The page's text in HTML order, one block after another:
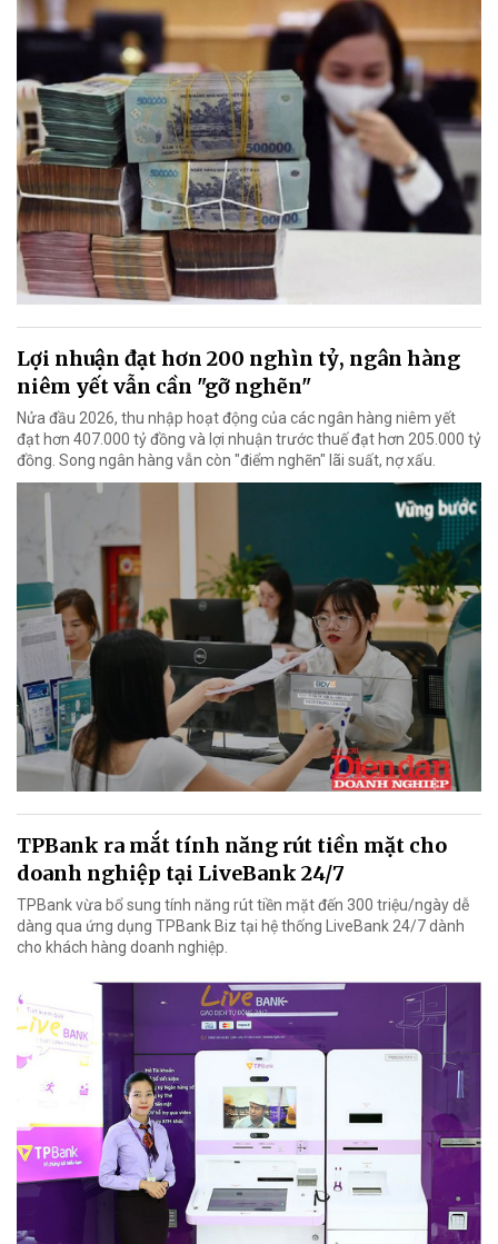
Lợi nhuận đạt hơn 200 nghìn tỷ, ngân hàng
niêm yết vẫn cần "gỡ nghẽn"
Nửa đầu 2026, thu nhập hoạt động của các ngân hàng niêm yết
đạt hơn 407.000 tỷ đồng và lợi nhuận trước thuế đạt hơn 205.000 tỷ
đồng. Song ngân hàng vẫn còn "điểm nghẽn" lãi suất, nợ xấu.
TPBank ra mắt tính năng rút tiền mặt cho
doanh nghiệp tại LiveBank 24/7
TPBank vừa bổ sung tính năng rút tiền mặt đến 300 triệu/ngày dễ
dàng qua ứng dụng TPBank Biz tại hệ thống LiveBank 24/7 dành
cho khách hàng doanh nghiệp.